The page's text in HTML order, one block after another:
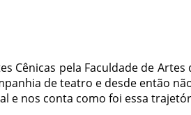
Cênicas pela Faculdade de
de teatro e desde então
e nos conta como foi essa